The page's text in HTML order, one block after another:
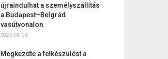
újraindulhat a személyszállítás
a Budapest–Belgrád
vasútvonalon
2026-08-06
Megkezdte a felkészülést a